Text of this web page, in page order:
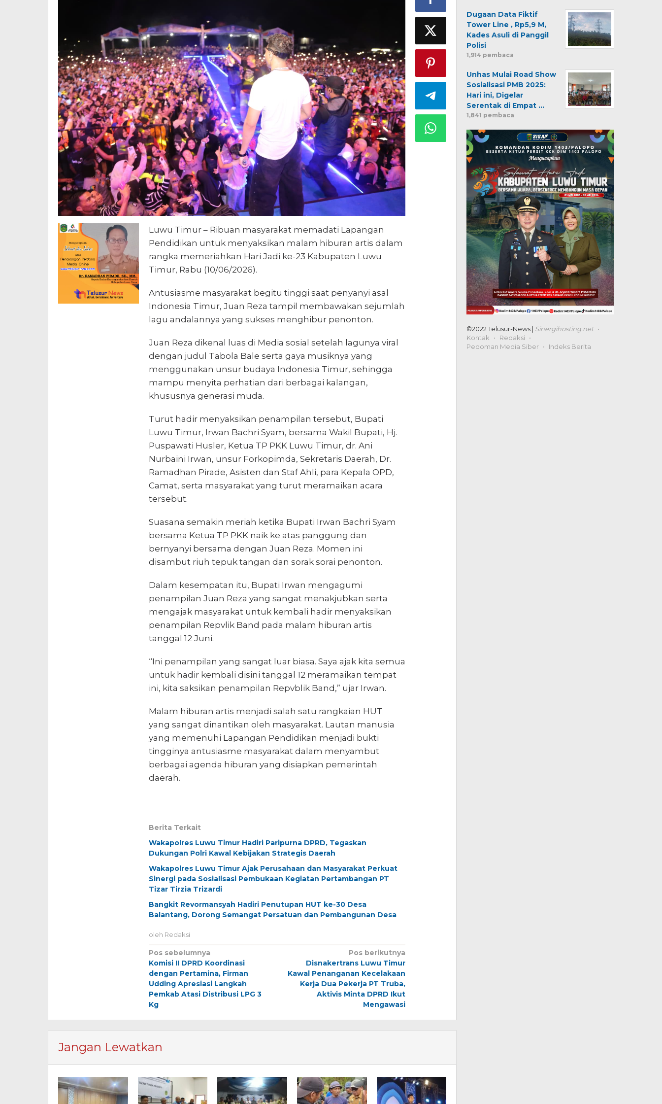
Luwu Timur – Ribuan masyarakat memadati Lapangan
Pendidikan untuk menyaksikan malam hiburan artis dalam
rangka memeriahkan Hari Jadi ke-23 Kabupaten Luwu
Timur, Rabu (10/06/2026).
Antusiasme masyarakat begitu tinggi saat penyanyi asal
Indonesia Timur, Juan Reza tampil membawakan sejumlah
lagu andalannya yang sukses menghibur penonton.
Juan Reza dikenal luas di Media sosial setelah lagunya viral
dengan judul Tabola Bale serta gaya musiknya yang
menggunakan unsur budaya Indonesia Timur, sehingga
mampu menyita perhatian dari berbagai kalangan,
khususnya generasi muda.
Turut hadir menyaksikan penampilan tersebut, Bupati
Luwu Timur, Irwan Bachri Syam, bersama Wakil Bupati, Hj.
Puspawati Husler, Ketua TP PKK Luwu Timur, dr. Ani
Nurbaini Irwan, unsur Forkopimda, Sekretaris Daerah, Dr.
Ramadhan Pirade, Asisten dan Staf Ahli, para Kepala OPD,
Camat, serta masyarakat yang turut meramaikan acara
tersebut.
Suasana semakin meriah ketika Bupati Irwan Bachri Syam
bersama Ketua TP PKK naik ke atas panggung dan
bernyanyi bersama dengan Juan Reza. Momen ini
disambut riuh tepuk tangan dan sorak sorai penonton.
Dalam kesempatan itu, Bupati Irwan mengagumi
penampilan Juan Reza yang sangat menakjubkan serta
mengajak masyarakat untuk kembali hadir menyaksikan
penampilan Repvlik Band pada malam hiburan artis
tanggal 12 Juni.
“Ini penampilan yang sangat luar biasa. Saya ajak kita semua
untuk hadir kembali disini tanggal 12 meramaikan tempat
ini, kita saksikan penampilan Repvblik Band,” ujar Irwan.
Malam hiburan artis menjadi salah satu rangkaian HUT
yang sangat dinantikan oleh masyarakat. Lautan manusia
yang memenuhi Lapangan Pendidikan menjadi bukti
tingginya antusiasme masyarakat dalam menyambut
berbagai agenda hiburan yang disiapkan pemerintah
daerah.
Berita Terkait
Wakapolres Luwu Timur Hadiri Paripurna DPRD, Tegaskan
Dukungan Polri Kawal Kebijakan Strategis Daerah
Wakapolres Luwu Timur Ajak Perusahaan dan Masyarakat Perkuat
Sinergi pada Sosialisasi Pembukaan Kegiatan Pertambangan PT
Tizar Tirzia Trizardi
Bangkit Revormansyah Hadiri Penutupan HUT ke-30 Desa
Balantang, Dorong Semangat Persatuan dan Pembangunan Desa
oleh Redaksi
Navigasi
pos
Pos sebelumnya
Komisi II DPRD Koordinasi
dengan Pertamina, Firman
Udding Apresiasi Langkah
Pemkab Atasi Distribusi LPG 3
Kg
Pos berikutnya
Disnakertrans Luwu Timur
Kawal Penanganan Kecelakaan
Kerja Dua Pekerja PT Truba,
Aktivis Minta DPRD Ikut
Mengawasi
Jangan Lewatkan
Dugaan Data Fiktif
Tower Line , Rp5,9 M,
Kades Asuli di Panggil
Polisi
1,914 pembaca
Unhas Mulai Road Show
Sosialisasi PMB 2025:
Hari ini, Digelar
Serentak di Empat …
1,841 pembaca
©2022 Telusur-News | Sinergihosting.net
Kontak
Redaksi
Pedoman Media Siber
Indeks Berita